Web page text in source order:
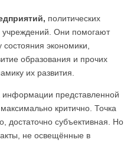
политических
учреждений. Они помогают
состояния экономики,
образования и прочих
их развития.
информации представленной
критично. Точка
достаточно субъективная. Но
не освещённые в